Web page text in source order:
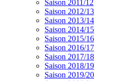
Saison 2011/12
Saison 2012/13
Saison 2013/14
Saison 2014/15
Saison 2015/16
Saison 2016/17
Saison 2017/18
Saison 2018/19
Saison 2019/20